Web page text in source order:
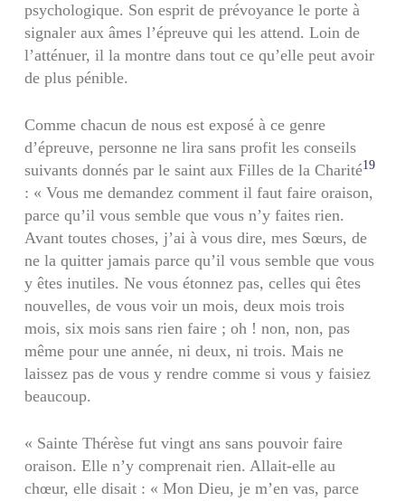
psychologique. Son esprit de prévoyance le porte à
signaler aux âmes l’épreuve qui les attend. Loin de
l’atténuer, il la montre dans tout ce qu’elle peut avoir
de plus pénible.
Comme chacun de nous est exposé à ce genre
d’épreuve, personne ne lira sans profit les conseils
suivants donnés par le saint aux Filles de la Charité19
: « Vous me demandez comment il faut faire oraison,
parce qu’il vous semble que vous n’y faites rien.
Avant toutes choses, j’ai à vous dire, mes Sœurs, de
ne la quitter jamais parce qu’il vous semble que vous
y êtes inutiles. Ne vous étonnez pas, celles qui êtes
nouvelles, de vous voir un mois, deux mois trois
mois, six mois sans rien faire ; oh ! non, non, pas
même pour une année, ni deux, ni trois. Mais ne
laissez pas de vous y rendre comme si vous y faisiez
beaucoup.
« Sainte Thérèse fut vingt ans sans pouvoir faire
oraison. Elle n’y comprenait rien. Allait-elle au
chœur, elle disait : « Mon Dieu, je m’en vas, parce